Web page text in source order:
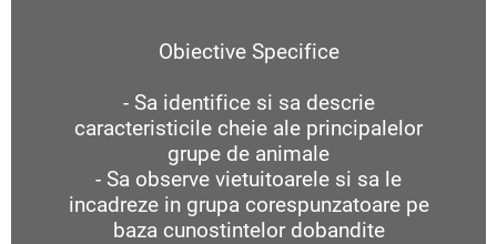
Obiective Specifice
- Sa identifice si sa descrie
caracteristicile cheie ale principalelor
grupe de animale
- Sa observe vietuitoarele si sa le
incadreze in grupa corespunzatoare pe
baza cunostintelor dobandite